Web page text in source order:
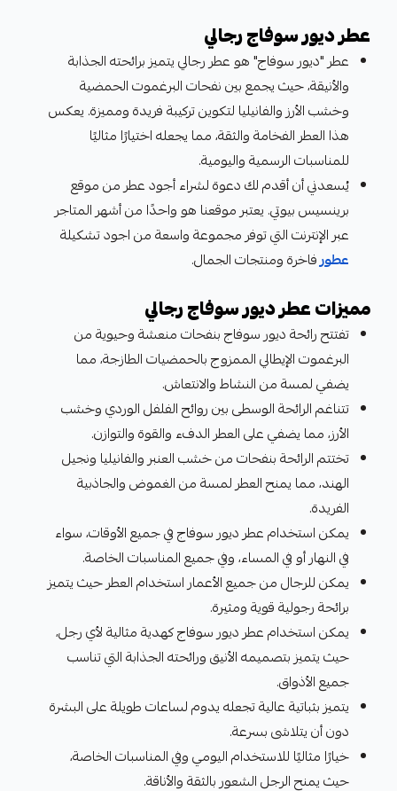
عطر ديور سوفاج رجالي
عطر "ديور سوفاج" هو عطر رجالي يتميز برائحته الجذابة
والأنيقة، حيث يجمع بين نفحات البرغموت الحمضية
وخشب الأرز والفانيليا لتكوين تركيبة فريدة ومميزة. يعكس
هذا العطر الفخامة والثقة، مما يجعله اختيارًا مثاليًا
للمناسبات الرسمية واليومية.
يُسعدني أن أقدم لك دعوة لشراء أجود عطر من موقع
برينسيس بيوتي. يعتبر موقعنا هو واحدًا من أشهر المتاجر
عبر الإنترنت التي توفر مجموعة واسعة من اجود تشكيلة
عطورفاخرة ومنتجات الجمال.
مميزات عطر ديور سوفاج رجالي
تفتتح رائحة ديور سوفاج بنفحات منعشة وحيوية من
البرغموت الإيطالي الممزوج بالحمضيات الطازجة، مما
يضفي لمسة من النشاط والانتعاش.
تتناغم الرائحة الوسطى بين روائح الفلفل الوردي وخشب
الأرز، مما يضفي على العطر الدفء والقوة والتوازن.
تختتم الرائحة بنفحات من خشب العنبر والفانيليا ونجيل
الهند، مما يمنح العطر لمسة من الغموض والجاذبية
الفريدة.
يمكن استخدام عطر ديور سوفاج في جميع الأوقات، سواء
في النهار أو في المساء، وفي جميع المناسبات الخاصة.
يمكن للرجال من جميع الأعمار استخدام العطر حيث يتميز
برائحة رجولية قوية ومثيرة.
يمكن استخدام عطر ديور سوفاج كهدية مثالية لأي رجل،
حيث يتميز بتصميمه الأنيق ورائحته الجذابة التي تناسب
جميع الأذواق.
يتميز بثباتية عالية تجعله يدوم لساعات طويلة على البشرة
دون أن يتلاشى بسرعة.
خيارًا مثاليًا للاستخدام اليومي وفي المناسبات الخاصة،
حيث يمنح الرجل الشعور بالثقة والأناقة.